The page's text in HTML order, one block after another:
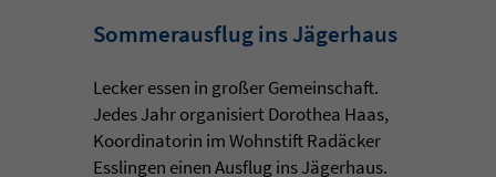
Sommerausflug ins Jägerhaus
Lecker essen in großer Gemeinschaft.
Jedes Jahr organisiert Dorothea Haas,
Koordinatorin im Wohnstift Radäcker
Esslingen einen Ausflug ins Jägerhaus.